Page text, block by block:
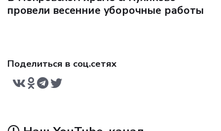
Поделиться в соц.сетях
провели весенние уборочные работы